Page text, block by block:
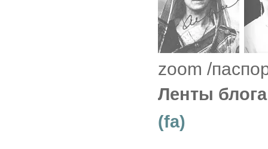
zoom /
Ленты
(fa)